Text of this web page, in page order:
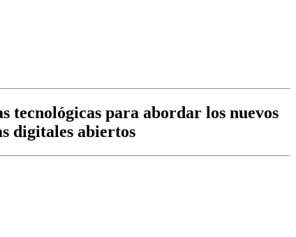
tecnológicas para abordar los nuevos
digitales abiertos